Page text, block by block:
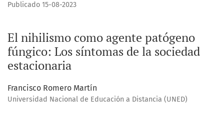
El nihilismo como agente patógeno
fúngico: Los síntomas de la sociedad
estacionaria
Publicado 15-08-2023
Francisco Romero Martín
Universidad Nacional de Educación a Distancia (UNED)